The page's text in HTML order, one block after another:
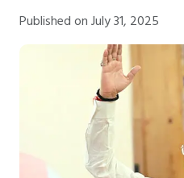
Published on July 31, 2025